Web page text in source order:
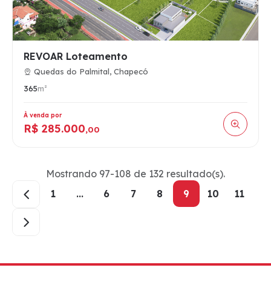
REVOAR Loteamento
Quedas do Palmital, Chapecó
365m²
À venda por
R$ 285.000,00
Mostrando 97-108 de 132 resultado(s).
1
... 6 7 8 9 10 11